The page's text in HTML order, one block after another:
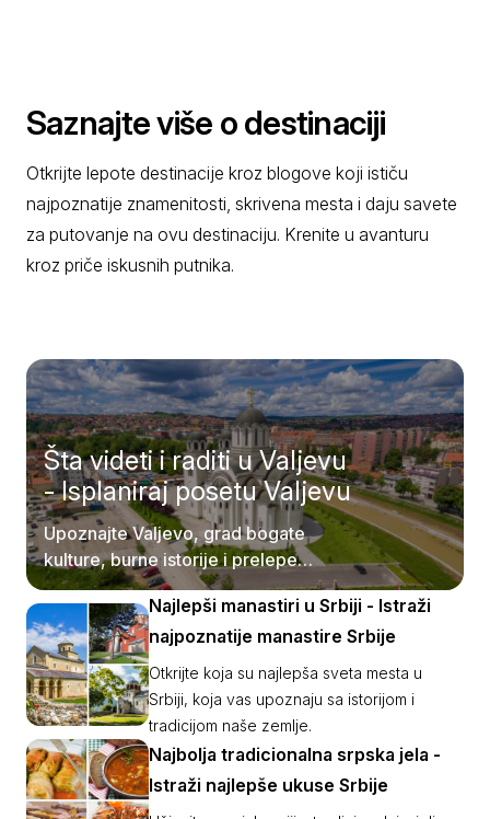
Saznajte više o destinaciji
Otkrijte lepote destinacije kroz blogove koji ističu
najpoznatije znamenitosti, skrivena mesta i daju savete
za putovanje na ovu destinaciju. Krenite u avanturu
kroz priče iskusnih putnika.
Šta videti i raditi u Valjevu
- Isplaniraj posetu Valjevu
Upoznajte Valjevo, grad bogate
kulture, burne istorije i prelepe
prirode.
Najlepši manastiri u Srbiji - Istraži
najpoznatije manastire Srbije
Otkrijte koja su najlepša sveta mesta u
Srbiji, koja vas upoznaju sa istorijom i
tradicijom naše zemlje.
Najbolja tradicionalna srpska jela -
Istraži najlepše ukuse Srbije